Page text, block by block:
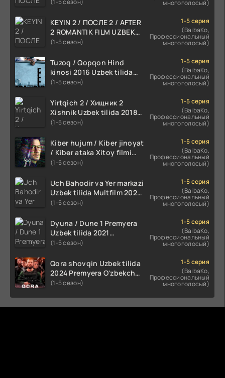
(1-5 сезон) многоголосый)
KEYIN 2 / ПОСЛЕ 2 / AFTER
2 ROMANTIK FILM UZBEK
TILIDA 2020 TARJIMA FILM
(1-5 сезон)
1-5 серия
(BaibaKo,
Профессиональный
многоголосый)
Tuzoq / Qopqon Hind
kinosi 2016 Uzbek tilida
tarjima film HD
(1-5 сезон)
1-5 серия
(BaibaKo,
Профессиональный
многоголосый)
Yirtqich 2 / Хищник 2
Xishnik Uzbek tilida 2018-
2024 O'zbekcha tarjima
(1-5 сезон)
1-5 серия
(BaibaKo,
Профессиональный
многоголосый)
Kiber hujum / Kiber jinoyat
/ Kiber ataka Xitoy filmi
Uzbek tilida O'zbekcha
HD skachat
(1-5 сезон)
1-5 серия
(BaibaKo,
Профессиональный
многоголосый)
Uch Bahodir va Yer markazi
Uzbek tilida Multfilm 2025
tarjima HD skachat
(1-5 сезон)
1-5 серия
(BaibaKo,
Профессиональный
многоголосый)
Dyuna / Dune 1 Premyera
Uzbek tilida 2021
O'zbekcha tarjima kino HD
(1-5 сезон)
1-5 серия
(BaibaKo,
Профессиональный
многоголосый)
Qora shovqin Uzbek tilida
2024 Premyera O'zbekcha
tarjima kino HD skachat
(1-5 сезон)
1-5 серия
(BaibaKo,
Профессиональный
многоголосый)